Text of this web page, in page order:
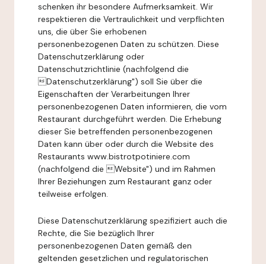
schenken ihr besondere Aufmerksamkeit. Wir
respektieren die Vertraulichkeit und verpflichten
uns, die über Sie erhobenen
personenbezogenen Daten zu schützen. Diese
Datenschutzerklärung oder
Datenschutzrichtlinie (nachfolgend die
Datenschutzerklärung") soll Sie über die
Eigenschaften der Verarbeitungen Ihrer
personenbezogenen Daten informieren, die vom
Restaurant durchgeführt werden. Die Erhebung
dieser Sie betreffenden personenbezogenen
Daten kann über oder durch die Website des
Restaurants www.bistrotpotiniere.com
(nachfolgend die Website") und im Rahmen
Ihrer Beziehungen zum Restaurant ganz oder
teilweise erfolgen.
Diese Datenschutzerklärung spezifiziert auch die
Rechte, die Sie bezüglich Ihrer
personenbezogenen Daten gemäß den
geltenden gesetzlichen und regulatorischen